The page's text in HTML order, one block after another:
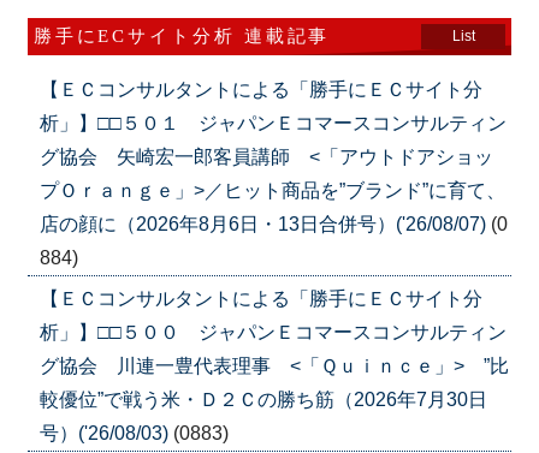
勝手にECサイト分析 連載記事 List
【ＥＣコンサルタントによる「勝手にＥＣサイト分
析」】□□５０１ ジャパンＥコマースコンサルティン
グ協会 矢崎宏一郎客員講師 <「アウトドアショッ
プＯｒａｎｇｅ」>／ヒット商品を”ブランド”に育て、
店の顔に（2026年8月6日・13日合併号）('26/08/07) (0
884)
【ＥＣコンサルタントによる「勝手にＥＣサイト分
析」】□□５００ ジャパンＥコマースコンサルティン
グ協会 川連一豊代表理事 <「Ｑｕｉｎｃｅ」> ”比
較優位”で戦う米・Ｄ２Ｃの勝ち筋（2026年7月30日
号）('26/08/03) (0883)